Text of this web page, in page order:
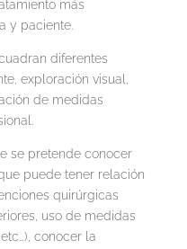
más
y paciente.
diferentes
exploración visual,
de medidas
se pretende conocer
puede tener relación
quirúrgicas
uso de medidas
conocer la